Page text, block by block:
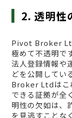
2. 透明性
Pivot Broker
極めて不透明で
法人登録情報や
どを公開してい
Broker Ltdはこ
できる証拠が全
明性の欠如は、
を見逃すことな